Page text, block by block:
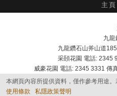
主頁
九
九龍鑽石山斧山道
采頣花園 電話: 2345
威豪花園 電話: 2345 3331
本網頁內容所提供資料，僅作參考用途
使用條款
私隱政策聲明